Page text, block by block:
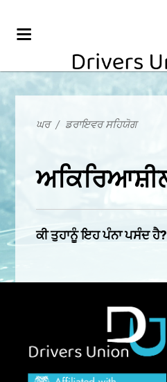
ਘਰ / ਡਰਾਇਵਰ ਸਹਿਯੋਗ
ਕੀ ਤੁਹਾਨੂੰ ਇਹ ਪੰਨਾ ਪਸੰਦ ਹੈ?